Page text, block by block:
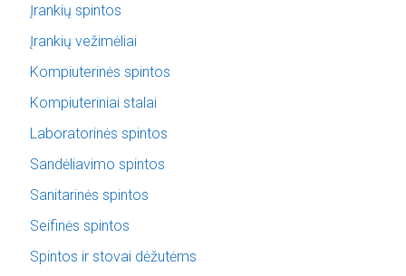
Įrankių spintos
Įrankių vežimėliai
Kompiuterinės spintos
Kompiuteriniai stalai
Laboratorinės spintos
Sandėliavimo spintos
Sanitarinės spintos
Seifinės spintos
Spintos ir stovai dėžutėms